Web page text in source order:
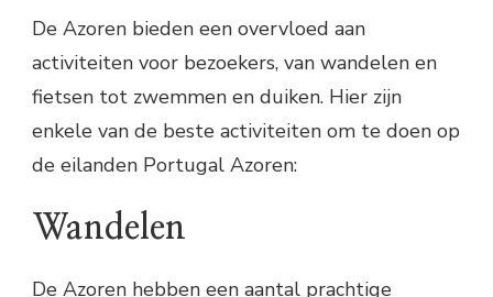
De Azoren bieden een overvloed aan
activiteiten voor bezoekers, van wandelen en
fietsen tot zwemmen en duiken. Hier zijn
enkele van de beste activiteiten om te doen op
de eilanden Portugal Azoren:
Wandelen
De Azoren hebben een aantal prachtige